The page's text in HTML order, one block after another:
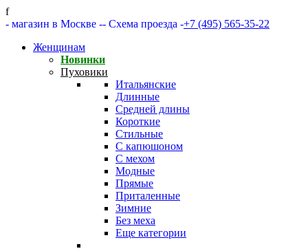
f
- магазин в Москве -- Схема проезда -+7 (495) 565-35-22
Женщинам
Новинки
Пуховики
Итальянские
Длинные
Средней длины
Короткие
Стильные
С капюшоном
С мехом
Модные
Прямые
Приталенные
Зимние
Без меха
Еще категории